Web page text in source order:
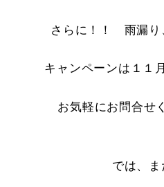
さらに！！ 雨漏り
キャンペーンは１１
お気軽にお問合せ
では、ま